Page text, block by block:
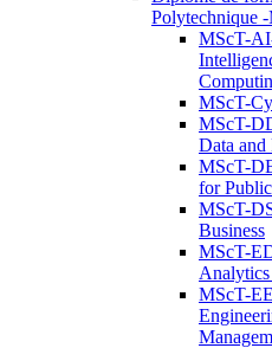
Polytechnique
MScT-
MScT-
MScT-
Data
MScT-
for
MScT-
Business
MScT-
Analytics
MScT-